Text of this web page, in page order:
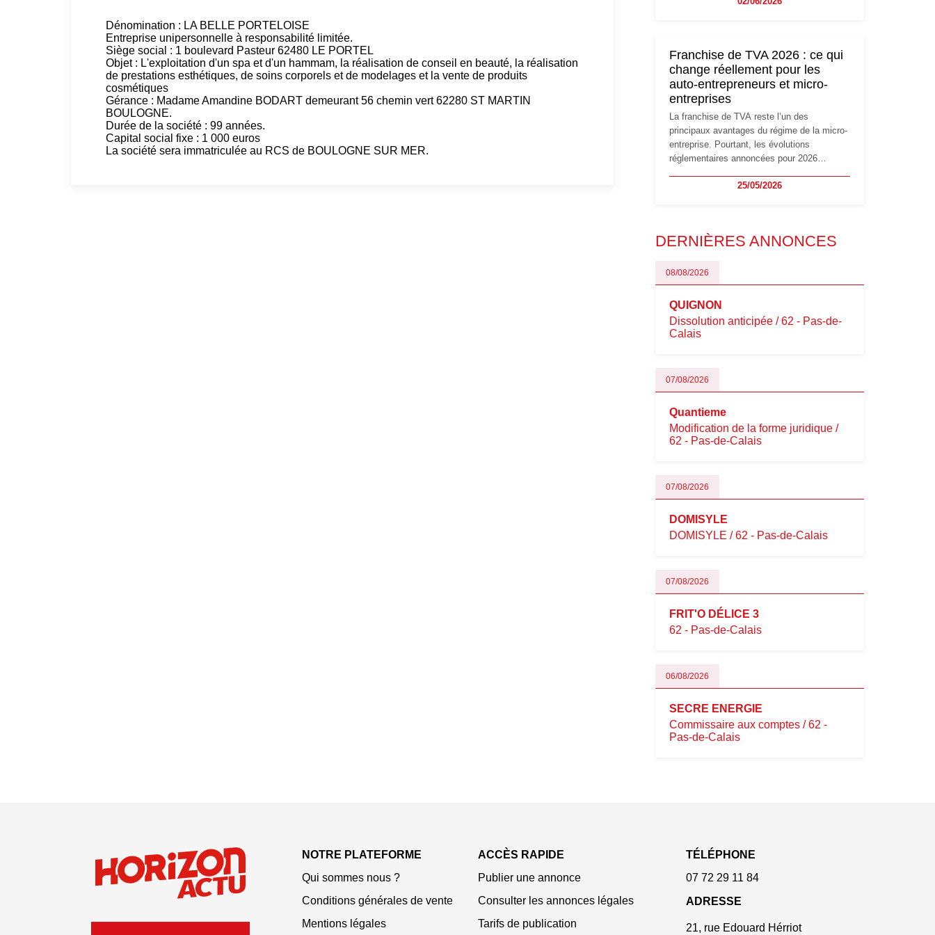
Dénomination : LA BELLE PORTELOISE
Entreprise unipersonnelle à responsabilité limitée.
Siège social : 1 boulevard Pasteur 62480 LE PORTEL
Objet : L'exploitation d'un spa et d'un hammam, la réalisation de conseil en beauté, la réalisation
de prestations esthétiques, de soins corporels et de modelages et la vente de produits
cosmétiques
Gérance : Madame Amandine BODART demeurant 56 chemin vert 62280 ST MARTIN
BOULOGNE.
Durée de la société : 99 années.
Capital social fixe : 1 000 euros
La société sera immatriculée au RCS de BOULOGNE SUR MER.
réglementaire plus exigeant. Décryptage des
principaux changements et des précautions
à prendre pour éviter les mauvaises
surprises.
Franchise de TVA 2026 : ce qui
change réellement pour les
auto-entrepreneurs et micro-
entreprises
La franchise de TVA reste l’un des
principaux avantages du régime de la micro-
entreprise. Pourtant, les évolutions
réglementaires annoncées pour 2026
les auto-entrepreneurs, artisans et
évoluent dans un contexte de contrôle
oblige les indépendants à rester
particulièrement vigilants.
25/05/2026
DERNIÈRES ANNONCES
08/08/2026
QUIGNON
Dissolution anticipée / 62 - Pas-de-
Calais
07/08/2026
Quantieme
Modification de la forme juridique /
62 - Pas-de-Calais
07/08/2026
DOMISYLE
DOMISYLE / 62 - Pas-de-Calais
07/08/2026
FRIT'O DÉLICE 3
62 - Pas-de-Calais
06/08/2026
SECRE ENERGIE
Commissaire aux comptes / 62 -
Pas-de-Calais
NOTRE PLATEFORME
Qui sommes nous ?
Conditions générales de vente
Mentions légales
ACCÈS RAPIDE
Publier une annonce
Consulter les annonces légales
Tarifs de publication
TÉLÉPHONE
07 72 29 11 84
ADRESSE
21, rue Edouard Hérriot